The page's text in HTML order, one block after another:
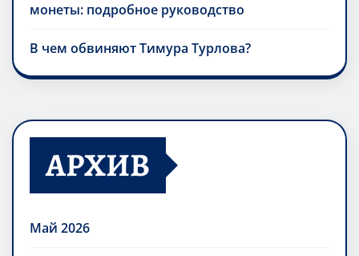
монеты: подробное руководство
В чем обвиняют Тимура Турлова?
АРХИВ
Май 2026